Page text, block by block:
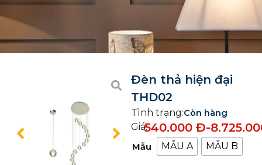
Đèn thả hiện đại
THD02
Tình trạng:Còn hàng
Giá:540.000 Đ-
Mẫu MẪU A MẪU B